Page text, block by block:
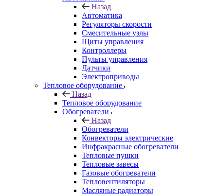
Назад
Автоматика
Регуляторы скорости
Смесительные узлы
Щиты управления
Контроллеры
Пульты управления
Датчики
Электроприводы
Тепловое оборудование
Назад
Тепловое оборудование
Обогреватели
Назад
Обогреватели
Конвекторы электрические
Инфракрасные обогреватели
Тепловые пушки
Тепловые завесы
Газовые обогреватели
Тепловентиляторы
Масляные радиаторы